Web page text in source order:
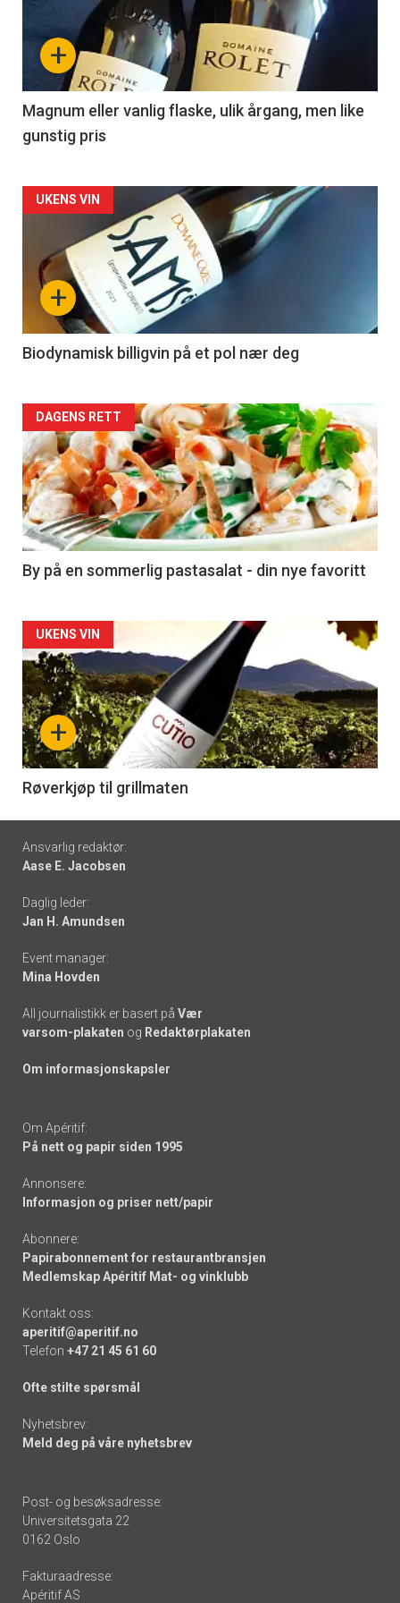
nå
3
+
Magnum eller vanlig flaske, ulik årgang, men like
gunstig pris
Forsiden
akkurat
nå
4
+
UKENS VIN
Biodynamisk billigvin på et pol nær deg
Forsiden
akkurat
nå
-
5
DAGENS RETT
By på en sommerlig pastasalat - din nye favoritt
Forsiden
akkurat
nå
-
6
+
UKENS VIN
Røverkjøp til grillmaten
Footer
-
links
Ansvarlig redaktør:
Aase E. Jacobsen
Daglig leder:
Jan H. Amundsen
Event manager:
Mina Hovden
All journalistikk er basert på Vær
varsom-plakaten og Redaktørplakaten
Om informasjonskapsler
Om Apéritif:
På nett og papir siden 1995
Annonsere:
Informasjon og priser nett/papir
Abonnere:
Papirabonnement for restaurantbransjen
Medlemskap Apéritif Mat- og vinklubb
Kontakt oss:
aperitif@aperitif.no
Telefon +47 21 45 61 60
Ofte stilte spørsmål
Nyhetsbrev:
Meld deg på våre nyhetsbrev
Post- og besøksadresse:
Universitetsgata 22
0162 Oslo
Fakturaadresse:
Apéritif AS